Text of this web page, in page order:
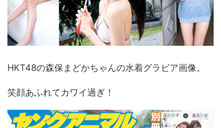
HKT48の森保まどかちゃんの水着グラビア画像。
笑顔あふれてカワイ過ぎ！